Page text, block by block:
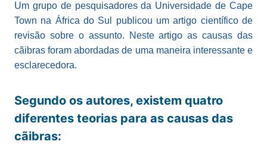
Um grupo de pesquisadores da Universidade de Cape
Town na África do Sul publicou um artigo científico de
revisão sobre o assunto. Neste artigo as causas das
cãibras foram abordadas de uma maneira interessante e
esclarecedora.
Segundo os autores, existem quatro
diferentes teorias para as causas das
cãibras: